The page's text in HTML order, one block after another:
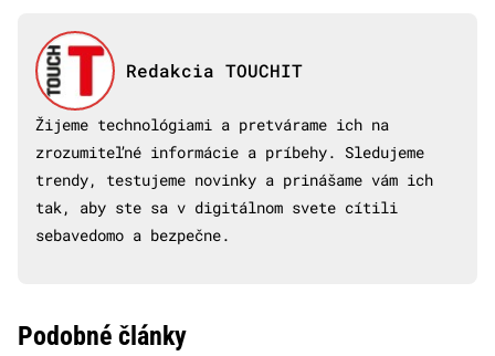
Redakcia TOUCHIT
Žijeme technológiami a pretvárame ich na
zrozumiteľné informácie a príbehy. Sledujeme
trendy, testujeme novinky a prinášame vám ich
tak, aby ste sa v digitálnom svete cítili
sebavedomo a bezpečne.
Podobné články